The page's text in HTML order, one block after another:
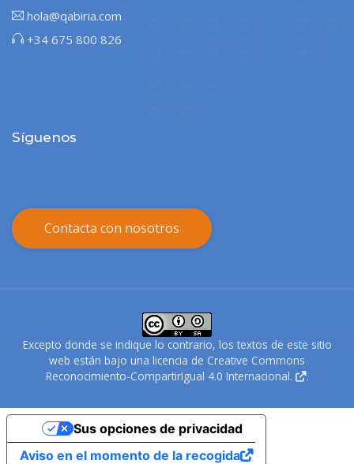
hola@qabiria.com
+34 675 800 826
Síguenos
Contacta con nosotros
Excepto donde se indique lo contrario, los textos de este sitio
web están bajo una licencia de Creative Commons
Reconocimiento-CompartirIgual 4.0 Internacional.
.
Aviso en el momento de la recogida
Sus opciones de privacidad